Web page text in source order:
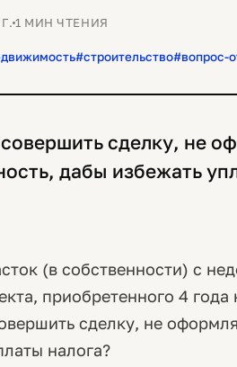
1 МИН ЧТЕНИЯ
#строительство#вопрос-
сделку, не
дабы избежать
(в собственности) с
приобретенного 4
сделку, не
налога?